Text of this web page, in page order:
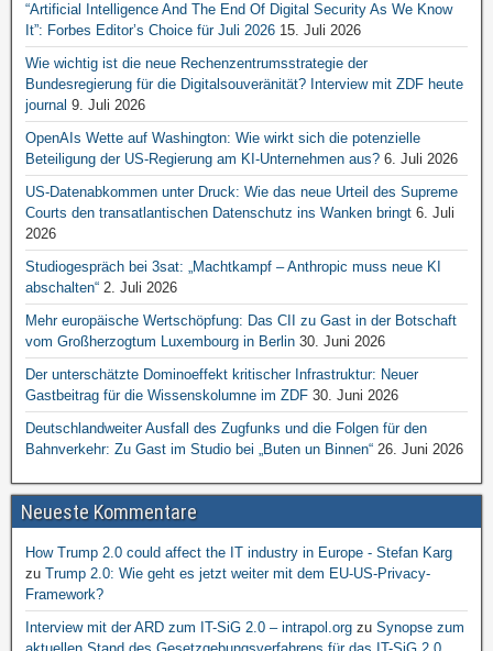
“Artificial Intelligence And The End Of Digital Security As We Know
It”: Forbes Editor’s Choice für Juli 2026 15. Juli 2026
Wie wichtig ist die neue Rechenzentrumsstrategie der
Bundesregierung für die Digitalsouveränität? Interview mit ZDF heute
journal 9. Juli 2026
OpenAIs Wette auf Washington: Wie wirkt sich die potenzielle
Beteiligung der US-Regierung am KI-Unternehmen aus? 6. Juli 2026
US-Datenabkommen unter Druck: Wie das neue Urteil des Supreme
Courts den transatlantischen Datenschutz ins Wanken bringt 6. Juli
2026
Studiogespräch bei 3sat: „Machtkampf – Anthropic muss neue KI
abschalten“ 2. Juli 2026
Mehr europäische Wertschöpfung: Das CII zu Gast in der Botschaft
vom Großherzogtum Luxembourg in Berlin 30. Juni 2026
Der unterschätzte Dominoeffekt kritischer Infrastruktur: Neuer
Gastbeitrag für die Wissenskolumne im ZDF 30. Juni 2026
Deutschlandweiter Ausfall des Zugfunks und die Folgen für den
Bahnverkehr: Zu Gast im Studio bei „Buten un Binnen“ 26. Juni 2026
Neueste Kommentare
How Trump 2.0 could affect the IT industry in Europe - Stefan Karg
zu Trump 2.0: Wie geht es jetzt weiter mit dem EU-US-Privacy-
Framework?
Interview mit der ARD zum IT-SiG 2.0 – intrapol.org zu Synopse zum